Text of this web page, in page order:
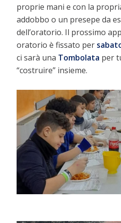
proprie mani e con la
addobbo o un presepe da
dell’oratorio. Il prossimo
oratorio è fissato per
ci sarà una Tombolata per
“costruire” insieme.